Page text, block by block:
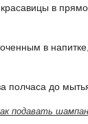
красавицы в
в
полчаса до
подавать